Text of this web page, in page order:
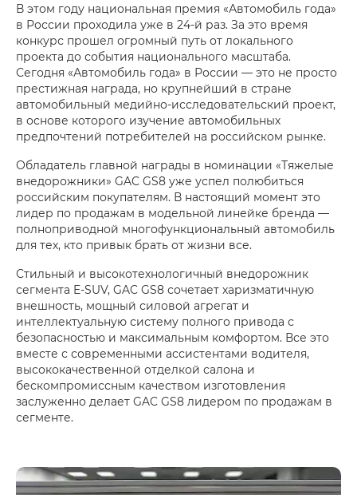
В этом году национальная премия «Автомобиль года»
в России проходила уже в 24-й раз. За это время
конкурс прошел огромный путь от локального
проекта до события национального масштаба.
Сегодня «Автомобиль года» в России — это не просто
престижная награда, но крупнейший в стране
автомобильный медийно-исследовательский проект,
в основе которого изучение автомобильных
предпочтений потребителей на российском рынке.
Обладатель главной награды в номинации «Тяжелые
внедорожники» GAC GS8 уже успел полюбиться
российским покупателям. В настоящий момент это
лидер по продажам в модельной линейке бренда —
полноприводной многофункциональный автомобиль
для тех, кто привык брать от жизни все.
Стильный и высокотехнологичный внедорожник
сегмента E-SUV, GAC GS8 сочетает харизматичную
внешность, мощный силовой агрегат и
интеллектуальную систему полного привода с
безопасностью и максимальным комфортом. Все это
вместе с современными ассистентами водителя,
высококачественной отделкой салона и
бескомпромиссным качеством изготовления
заслуженно делает GAC GS8 лидером по продажам в
сегменте.